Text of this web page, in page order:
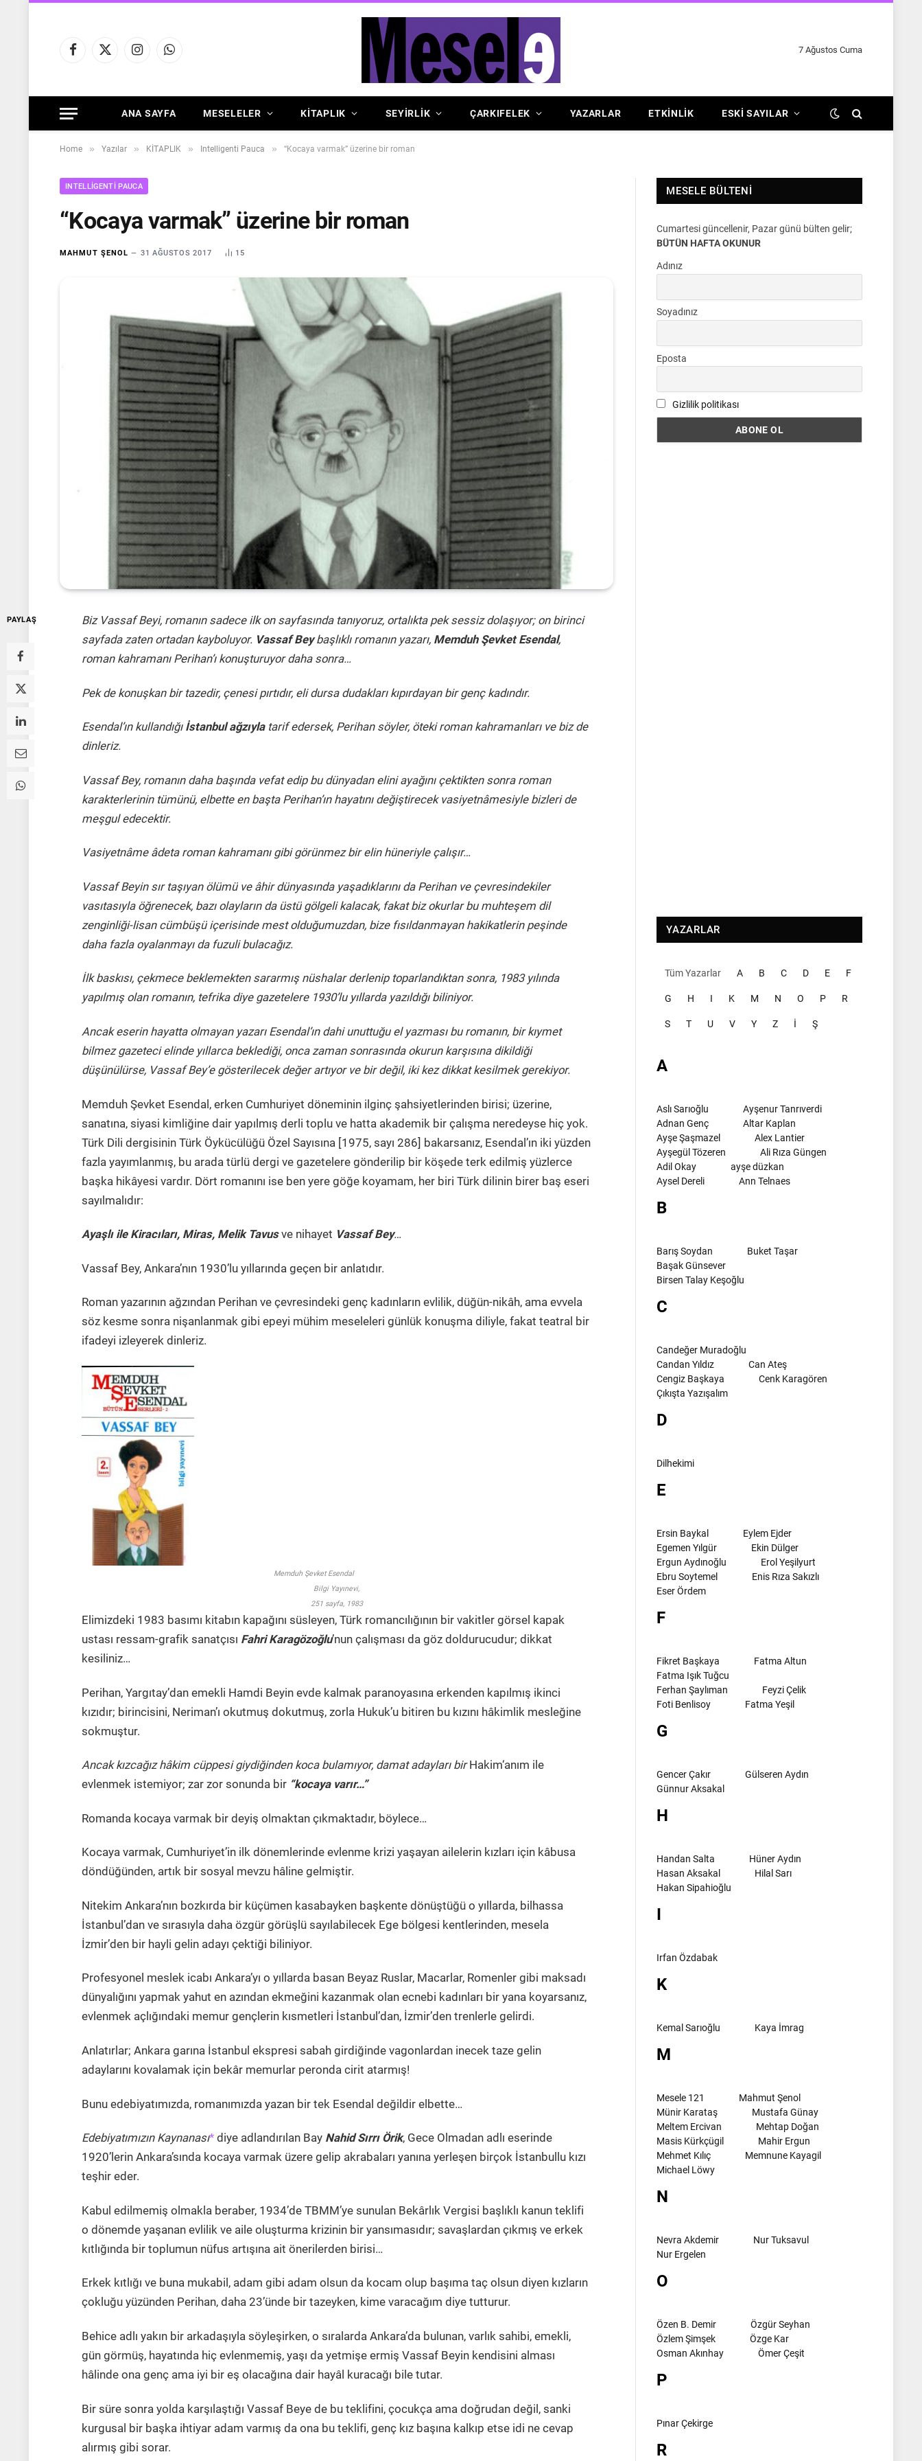
Facebook
X
InstagramWhatsApp
7 Ağustos Cuma
ANA SAYFA MESELELER KİTAPLIK SEYİRLİK ÇARKIFELEK YAZARLAR ETKINLIK ESKI SAYILAR
Home » Yazılar » KİTAPLIK » Intelligenti Pauca » “Kocaya varmak” üzerine bir roman
INTELLIGENTI PAUCA
“Kocaya varmak” üzerine bir roman
MAHMUT ŞENOL 31 AĞUSTOS 2017 15
PAYLAŞ
Biz Vassaf Beyi, romanın sadece ilk on sayfasında tanıyoruz, ortalıkta pek sessiz dolaşıyor; on birinci
sayfada zaten ortadan kayboluyor. Vassaf Beybaşlıklı romanın yazarı, Memduh Şevket Esendal,
roman kahramanı Perihan’ı konuşturuyor daha sonra…
Pek de konuşkan bir tazedir, çenesi pırtıdır, eli dursa dudakları kıpırdayan bir genç kadındır.
Esendal’ın kullandığı İstanbul ağzıylatarif edersek, Perihan söyler, öteki roman kahramanları ve biz de
dinleriz.
Vassaf Bey, romanın daha başında vefat edip bu dünyadan elini ayağını çektikten sonra roman
karakterlerinin tümünü, elbette en başta Perihan’ın hayatını değiştirecek vasiyetnâmesiyle bizleri de
meşgul edecektir.
Vasiyetnâme âdeta roman kahramanı gibi görünmez bir elin hüneriyle çalışır…
Vassaf Beyin sır taşıyan ölümü ve âhir dünyasında yaşadıklarını da Perihan ve çevresindekiler
vasıtasıyla öğrenecek, bazı olayların da üstü gölgeli kalacak, fakat biz okurlar bu muhteşem dil
zenginliği-lisan cümbüşü içerisinde mest olduğumuzdan, bize fısıldanmayan hakikatlerin peşinde
daha fazla oyalanmayı da fuzuli bulacağız.
İlk baskısı, çekmece beklemekten sararmış nüshalar derlenip toparlandıktan sonra, 1983 yılında
yapılmış olan romanın, tefrika diye gazetelere 1930’lu yıllarda yazıldığı biliniyor.
Ancak eserin hayatta olmayan yazarı Esendal’ın dahi unuttuğu el yazması bu romanın, bir kıymet
bilmez gazeteci elinde yıllarca beklediği, onca zaman sonrasında okurun karşısına dikildiği
düşünülürse, Vassaf Bey’e gösterilecek değer artıyor ve bir değil, iki kez dikkat kesilmek gerekiyor.
Memduh Şevket Esendal, erken Cumhuriyet döneminin ilginç şahsiyetlerinden birisi; üzerine,
sanatına, siyasi kimliğine dair yapılmış derli toplu ve hatta akademik bir çalışma neredeyse hiç yok.
Türk Dili dergisinin Türk Öykücülüğü Özel Sayısına [1975, sayı 286] bakarsanız, Esendal’ın iki yüzden
fazla yayımlanmış, bu arada türlü dergi ve gazetelere gönderilip bir köşede terk edilmiş yüzlerce
başka hikâyesi vardır. Dört romanını ise ben yere göğe koyamam, her biri Türk dilinin birer baş eseri
sayılmalıdır:
Ayaşlı ile Kiracıları, Miras, Melik Tavusve nihayet Vassaf Bey…
Vassaf Bey, Ankara’nın 1930’lu yıllarında geçen bir anlatıdır.
Roman yazarının ağzından Perihan ve çevresindeki genç kadınların evlilik, düğün-nikâh, ama evvela
söz kesme sonra nişanlanmak gibi epeyi mühim meseleleri günlük konuşma diliyle, fakat teatral bir
ifadeyi izleyerek dinleriz.
Memduh Şevket Esendal
Bilgi Yayınevi,
251 sayfa, 1983
Elimizdeki 1983 basımı kitabın kapağını süsleyen, Türk romancılığının bir vakitler görsel kapak
ustası ressam-grafik sanatçısı Fahri Karagözoğlu’nun çalışması da göz doldurucudur; dikkat
kesiliniz…
Perihan, Yargıtay’dan emekli Hamdi Beyin evde kalmak paranoyasına erkenden kapılmış ikinci
kızıdır; birincisini, Neriman’ı okutmuş dokutmuş, zorla Hukuk’u bitiren bu kızını hâkimlik mesleğine
sokmuştur.
Ancak kızcağız hâkim cüppesi giydiğinden koca bulamıyor, damat adayları birHakim‘anım ile
evlenmek istemiyor; zar zor sonunda bir “kocaya varır…”
Romanda kocaya varmak bir deyiş olmaktan çıkmaktadır, böylece…
Kocaya varmak, Cumhuriyet’in ilk dönemlerinde evlenme krizi yaşayan ailelerin kızları için kâbusa
döndüğünden, artık bir sosyal mevzu hâline gelmiştir.
Nitekim Ankara’nın bozkırda bir küçümen kasabayken başkente dönüştüğü o yıllarda, bilhassa
İstanbul’dan ve sırasıyla daha özgür görüşlü sayılabilecek Ege bölgesi kentlerinden, mesela
İzmir’den bir hayli gelin adayı çektiği biliniyor.
Profesyonel meslek icabı Ankara’yı o yıllarda basan Beyaz Ruslar, Macarlar, Romenler gibi maksadı
dünyalığını yapmak yahut en azından ekmeğini kazanmak olan ecnebi kadınları bir yana koyarsanız,
evlenmek açlığındaki memur gençlerin kısmetleri İstanbul’dan, İzmir’den trenlerle gelirdi.
Anlatırlar; Ankara garına İstanbul ekspresi sabah girdiğinde vagonlardan inecek taze gelin
adaylarını kovalamak için bekâr memurlar peronda cirit atarmış!
Bunu edebiyatımızda, romanımızda yazan bir tek Esendal değildir elbette…
Edebiyatımızın Kaynanası*diye adlandırılan Bay Nahid Sırrı Örik, Gece Olmadan adlı eserinde
1920’lerin Ankara’sında kocaya varmak üzere gelip akrabaları yanına yerleşen birçok İstanbullu kızı
teşhir eder.
Kabul edilmemiş olmakla beraber, 1934’de TBMM’ye sunulan Bekârlık Vergisi başlıklı kanun teklifi
o dönemde yaşanan evlilik ve aile oluşturma krizinin bir yansımasıdır; savaşlardan çıkmış ve erkek
kıtlığında bir toplumun nüfus artışına ait önerilerden birisi…
Erkek kıtlığı ve buna mukabil, adam gibi adam olsun da kocam olup başıma taç olsun diyen kızların
çokluğu yüzünden Perihan, daha 23’ünde bir tazeyken, kime varacağım diye tutturur.
Behice adlı yakın bir arkadaşıyla söyleşirken, o sıralarda Ankara’da bulunan, varlık sahibi, emekli,
gün görmüş, hayatında hiç evlenmemiş, yaşı da yetmişe ermiş Vassaf Beyin kendisini alması
hâlinde ona genç ama iyi bir eş olacağına dair hayâl kuracağı bile tutar.
Bir süre sonra yolda karşılaştığı Vassaf Beye de bu teklifini, çocukça ama doğrudan değil, sanki
kurgusal bir başka ihtiyar adam varmış da ona bu teklifi, genç kız başına kalkıp etse idi ne cevap
alırmış gibi sorar.
MESELE BÜLTENI
Cumartesi güncellenir, Pazar günü bülten gelir;
BÜTÜN HAFTA OKUNUR
Adınız
Soyadınız
Eposta
Gizlilik politikası
YAZARLAR
Tüm Yazarlar A B C D E F
G H I K M N O P R
S T U V Y Z İ Ş
A
Aslı Sarıoğlu
Ayşenur Tanrıverdi
Adnan Genç
Altar Kaplan
Ayşe Şaşmazel
Alex Lantier
Ayşegül Tözeren
Ali Rıza Güngen
Adil Okay
ayşe düzkan
Aysel Dereli
Ann Telnaes
B
Barış Soydan
Buket Taşar
Başak Günsever
Birsen Talay Keşoğlu
C
Candeğer Muradoğlu
Candan Yıldız
Can Ateş
Cengiz Başkaya
Cenk Karagören
Çıkışta Yazışalım
D
Dilhekimi
E
Ersin Baykal
Eylem Ejder
Egemen Yılgür
Ekin Dülger
Ergun Aydınoğlu
Erol Yeşilyurt
Ebru Soytemel
Enis Rıza Sakızlı
Eser Ördem
F
Fikret Başkaya
Fatma Altun
Fatma Işık Tuğcu
Ferhan Şaylıman
Feyzi Çelik
Foti Benlisoy
Fatma Yeşil
G
Gencer Çakır
Gülseren Aydın
Günnur Aksakal
H
Handan Salta
Hüner Aydın
Hasan Aksakal
Hilal Sarı
Hakan Sipahioğlu
I
Irfan Özdabak
K
Kemal Sarıoğlu Kaya İmrag
M
Mesele 121
Mahmut Şenol
Münir Karataş
Mustafa Günay
Meltem Ercivan
Mehtap Doğan
Masis Kürkçügil
Mahir Ergun
Mehmet Kılıç
Memnune Kayagil
Michael Löwy
N
Nevra Akdemir
Nur Tuksavul
Nur Ergelen
O
Özen B. Demir
Özgür Seyhan
Özlem Şimşek
Özge Kar
Osman Akınhay
Ömer Çeşit
P
Pınar Çekirge
R